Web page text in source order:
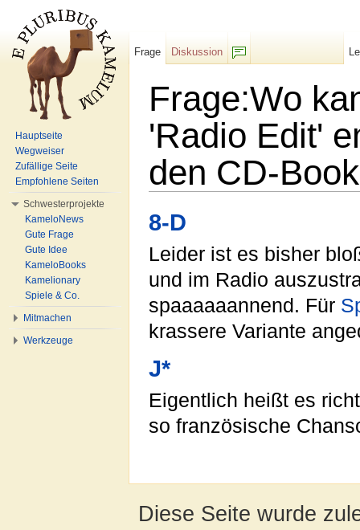
Frage:Wo
'Radio Edit'
den CD-
8-D
Leider ist es bisher
und im Radio
spaaaaaannend. Für
krassere Variante
J*
Eigentlich heißt es
so französische
Frage
Diskussion
Hauptseite
Wegweiser
Zufällige Seite
Empfohlene Seiten
Schwesterprojekte
KameloNews
Gute Frage
Gute Idee
KameloBooks
Kamelionary
Spiele & Co.
Mitmachen
Werkzeuge
Diese Seite wurde